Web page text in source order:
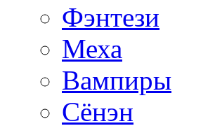
Фэнтези
Меха
Вампиры
Сёнэн